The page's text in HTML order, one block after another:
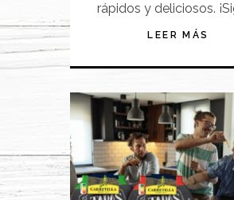
rápidos y deliciosos.
LEER MÁS